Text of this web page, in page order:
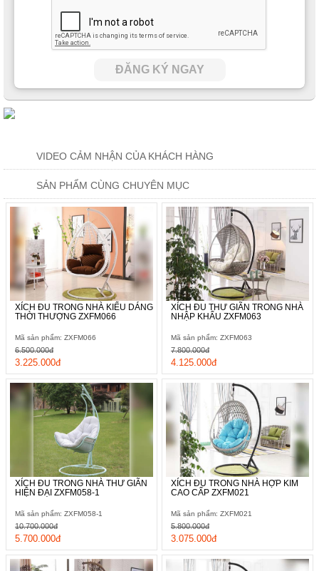
ĐĂNG KÝ NGAY
VIDEO CẢM NHẬN CỦA KHÁCH HÀNG
SẢN PHẨM CÙNG CHUYÊN MỤC
XÍCH ĐU TRONG NHÀ KIỂU DÁNG
THỜI THƯỢNG ZXFM066
Mã sản phẩm: ZXFM066
3.225.000đ
6.500.000đ
XÍCH ĐU THƯ GIÃN TRONG NHÀ
NHẬP KHẨU ZXFM063
Mã sản phẩm: ZXFM063
4.125.000đ
7.800.000đ
XÍCH ĐU TRONG NHÀ THƯ GIÃN
HIỆN ĐẠI ZXFM058-1
Mã sản phẩm: ZXFM058-1
5.700.000đ
10.700.000đ
XÍCH ĐU TRONG NHÀ HỢP KIM
CAO CẤP ZXFM021
Mã sản phẩm: ZXFM021
3.075.000đ
5.800.000đ